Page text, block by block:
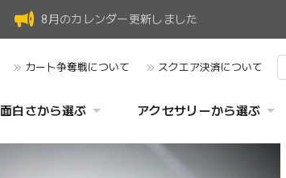
8月のカレンダー更新しました
カート争奪戦について スクエア決済について
面白さから選ぶ アクセサリーから選ぶ